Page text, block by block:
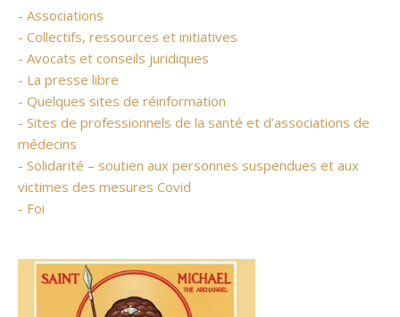
- Associations
- Collectifs, ressources et initiatives
- Avocats et conseils juridiques
- La presse libre
- Quelques sites de réinformation
- Sites de professionnels de la santé et d’associations de
médecins
- Solidarité – soutien aux personnes suspendues et aux
victimes des mesures Covid
- Foi